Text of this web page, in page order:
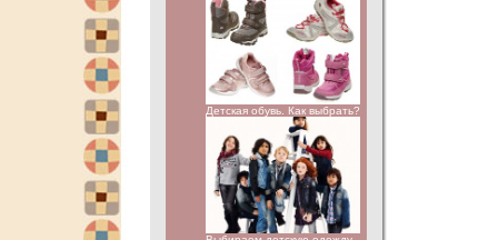
Детская обувь. Как выбрать?